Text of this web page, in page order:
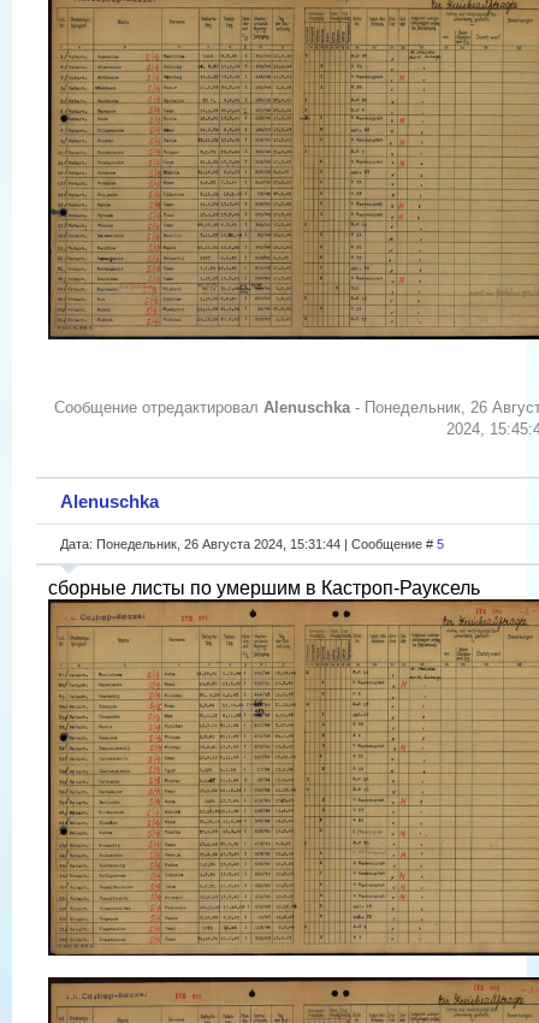
Сообщение отредактировал Alenuschka- Понедельник, 26
2024,
Alenuschka
Дата: Понедельник, 26 Августа 2024, 15:31:44 | Сообщение # 5
сборные листы по умершим в Кастроп-Рауксель